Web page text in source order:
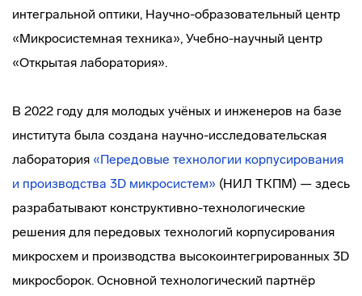
интегральной оптики, Научно-образовательный центр
«Микросистемная техника», Учебно-научный центр
«Открытая лаборатория».
В 2022 году для молодых учёных и инженеров на базе
института была создана научно-исследовательская
лаборатория «Передовые технологии корпусирования
и производства 3D микросистем» (НИЛ ТКПМ) — здесь
разрабатывают конструктивно-технологические
решения для передовых технологий корпусирования
микросхем и производства высокоинтегрированных 3D
микросборок. Основной технологический партнёр